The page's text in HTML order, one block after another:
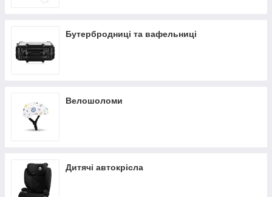
Бутербродниці та вафельниці
Велошоломи
Дитячі автокрісла